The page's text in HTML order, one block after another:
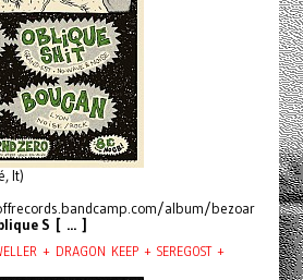
It)
album/bezoar
S [ ... ]
+ DRAGON KEEP + SEREGOST +